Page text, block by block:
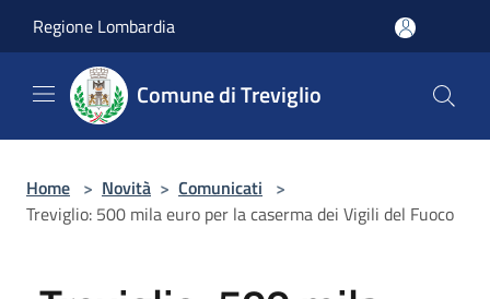
Regione Lombardia
Comune di Treviglio
Home > Novità > Comunicati >
Treviglio: 500 mila euro per la caserma dei Vigili del Fuoco